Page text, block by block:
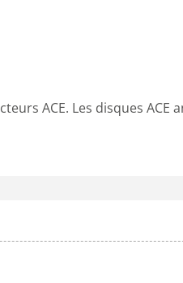
ACE. Les disques ACE